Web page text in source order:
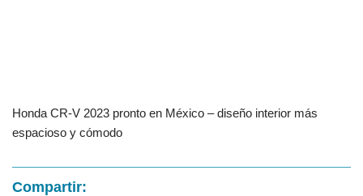
Honda CR-V 2023 pronto en México – diseño interior más
espacioso y cómodo
Compartir: